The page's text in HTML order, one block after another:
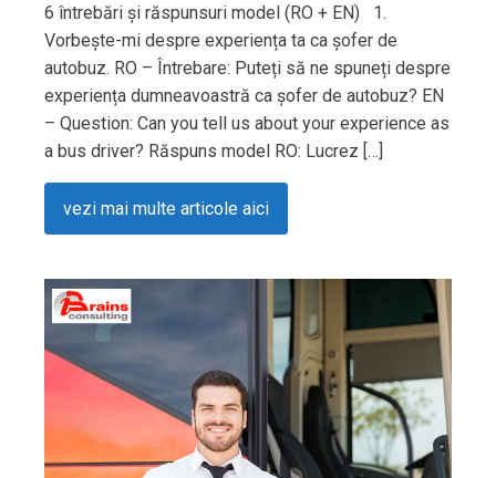
6 întrebări și răspunsuri model (RO + EN) 1.
Vorbește-mi despre experiența ta ca șofer de
autobuz. RO – Întrebare: Puteți să ne spuneți despre
experiența dumneavoastră ca șofer de autobuz? EN
– Question: Can you tell us about your experience as
a bus driver? Răspuns model RO: Lucrez […]
vezi mai multe articole aici